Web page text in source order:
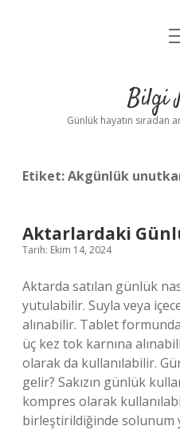
Yasal
Bilgi
Günlük hayatın sıradan
Etiket:Akgünlük
Aktarlardaki
Tarih: Ekim 14, 2024
Aktarda satılan günlük
yutulabilir. Suyla veya
alınabilir. Tablet
üç kez tok karnına
olarak da kullanılabilir.
gelir? Sakızın günlük
kompres olarak
birleştirildiğinde solunum